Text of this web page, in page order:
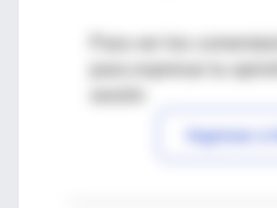
Para ver los
Ingresar a